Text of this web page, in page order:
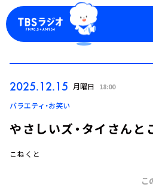
ログイン
2025.12.15 月曜日 18:00
バラエティ・お笑い
やさしいズ・タイさんと
こねくと
こ